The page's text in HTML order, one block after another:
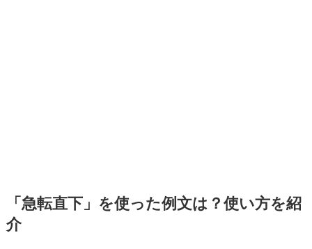
「急転直下」を使った例文は？使い方を紹
介